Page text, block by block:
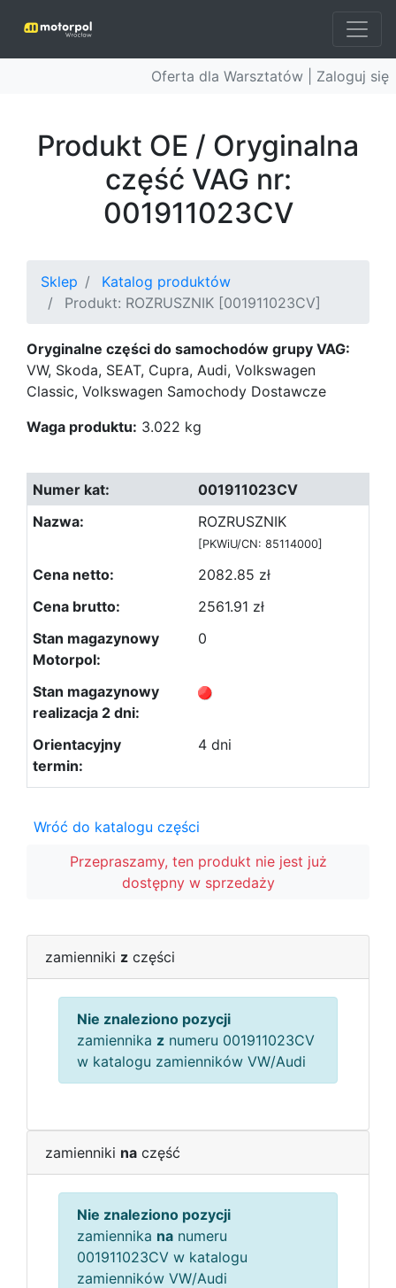
Oferta dla Warsztatów | Zaloguj się
Produkt OE / Oryginalna
część VAG nr:
001911023CV
Sklep
Katalog produktów
Produkt: ROZRUSZNIK [001911023CV]
Oryginalne części do samochodów grupy VAG:
VW, Skoda, SEAT, Cupra, Audi, Volkswagen
Classic, Volkswagen Samochody Dostawcze
Waga produktu: 3.022 kg
001911023CV
ROZRUSZNIK
[PKWiU/CN: 85114000]
2082.85 zł
2561.91 zł
0
4 dni
Wróć do katalogu części
Przepraszamy, ten produkt nie jest już
dostępny w sprzedaży
zamienniki z części
Nie znaleziono pozycji
zamiennika z numeru 001911023CV
w katalogu zamienników VW/Audi
zamienniki na część
Nie znaleziono pozycji
zamiennika na numeru
001911023CV w katalogu
zamienników VW/Audi